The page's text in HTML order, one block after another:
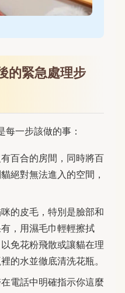
的緊急處理步
一步該做的事：
百合的房間，同時將百
絕對無法進入的空間，
咪的皮毛，特別是臉部和
，用濕毛巾輕輕擦拭
以免花粉飛散或讓貓在理
的水並徹底清洗花瓶。
在電話中明確指示你這麼